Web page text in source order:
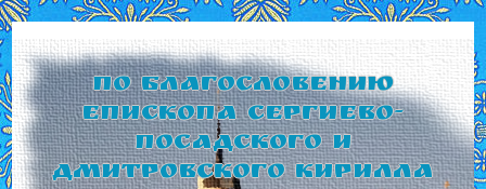
По благословению
Епископа Сергиево-
Посадского и
Дмитровского Кирилла